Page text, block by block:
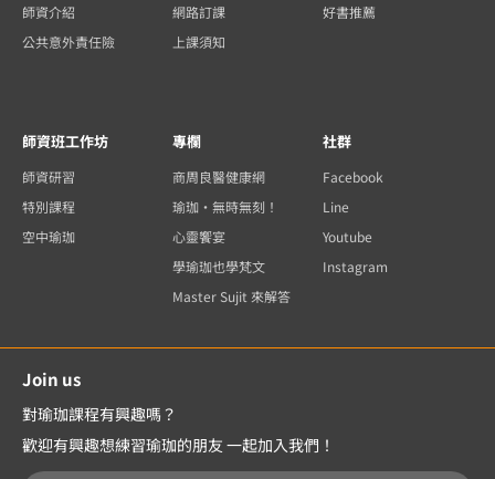
師資介紹
公共意外責任險
網路訂課
上課須知
好書推薦
師資班工作坊
師資研習
特別課程
空中瑜珈
專欄
商周良醫健康網
瑜珈・無時無刻！
心靈饗宴
學瑜珈也學梵文
Master Sujit 來解答
社群
Facebook
Line
Youtube
Instagram
Join us
對瑜珈課程有興趣嗎？
歡迎有興趣想練習瑜珈的朋友 一起加入我們！